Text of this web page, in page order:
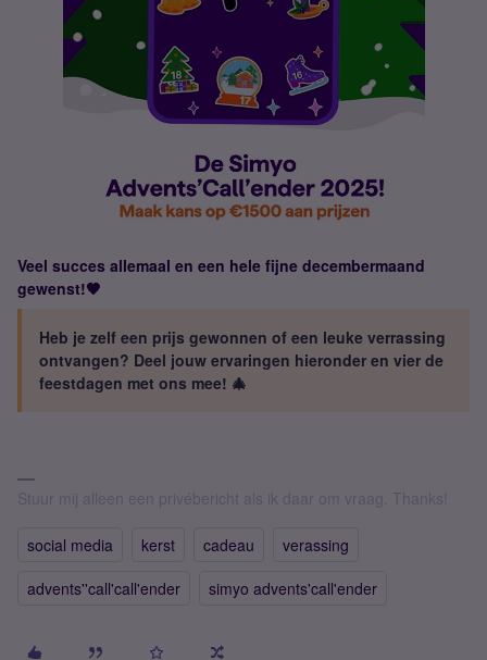
Veel succes allemaal en een hele fijne decembermaand
gewenst!🧡
Heb je zelf een prijs gewonnen of een leuke verrassing
ontvangen? Deel jouw ervaringen hieronder en vier de
feestdagen met ons mee! 🎄
Stuur mij alleen een privébericht als ik daar om vraag. Thanks!
social media kerst cadeau
verassing
advents''call'call'ender
simyo advents'call'ender